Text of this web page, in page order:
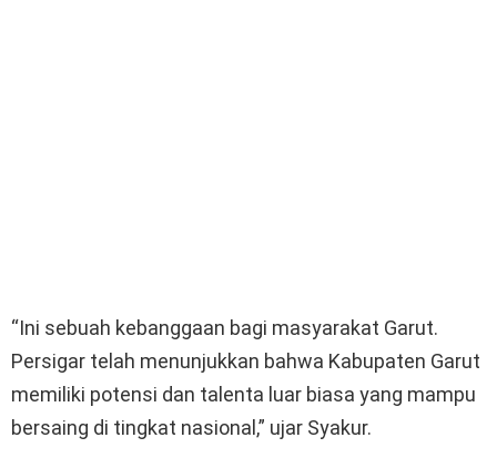
“Ini sebuah kebanggaan bagi masyarakat Garut.
Persigar telah menunjukkan bahwa Kabupaten Garut
memiliki potensi dan talenta luar biasa yang mampu
bersaing di tingkat nasional,” ujar Syakur.